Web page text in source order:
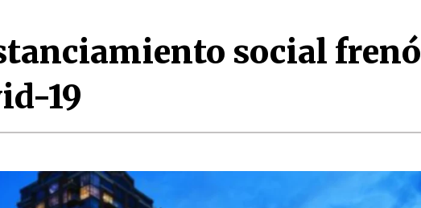
social frenó
19